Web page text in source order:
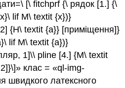
\ [\ fitchprf {\ рядок [1.] {\
lif M\ textit {x})}
{H\ textit {a}} [приміщення]}
lif M\ textit {a})}
1]\\ pline [4.] {M\ textit
клас = «ql-img-
швидкого латексного